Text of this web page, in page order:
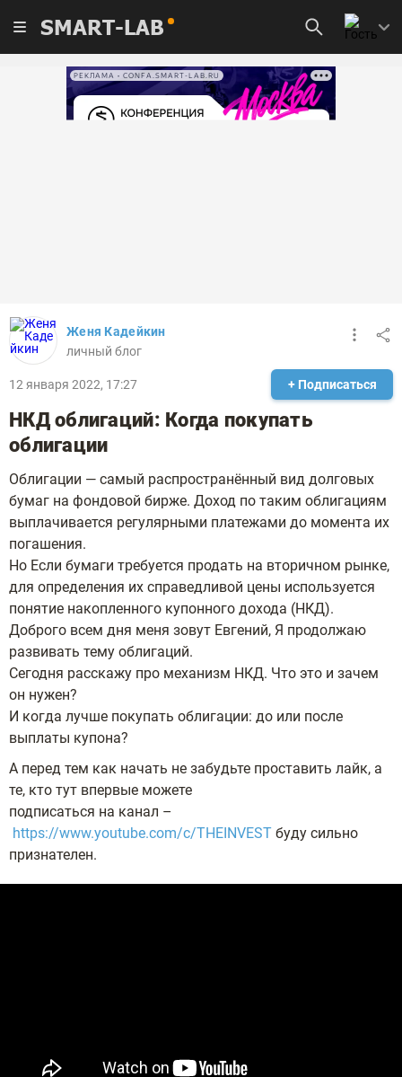
SMART-LAB
РЕКЛАМА • CONFA.SMART-LAB.RU
Женя Кадейкин
личный блог
12 января 2022, 17:27 + Подписаться
НКД облигаций: Когда покупать
облигации
Облигации — самый распространённый вид долговых
бумаг на фондовой бирже. Доход по таким облигациям
выплачивается регулярными платежами до момента их
погашения.
Но Если бумаги требуется продать на вторичном рынке,
для определения их справедливой цены используется
понятие накопленного купонного дохода (НКД).
Доброго всем дня меня зовут Евгений, Я продолжаю
развивать тему облигаций.
Сегодня расскажу про механизм НКД. Что это и зачем
он нужен?
И когда лучше покупать облигации: до или после
выплаты купона?
А перед тем как начать не забудьте проставить лайк, а
те, кто тут впервые можете
подписаться на канал –
https://www.youtube.com/c/THEINVEST буду сильно
признателен.